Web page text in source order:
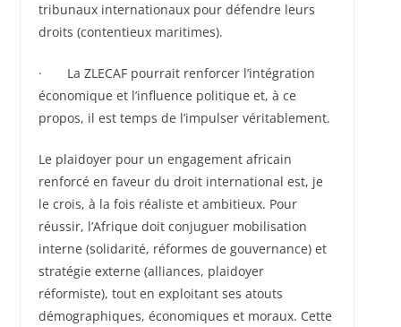
tribunaux internationaux pour défendre leurs
droits (contentieux maritimes).
· La ZLECAF pourrait renforcer l’intégration
économique et l’influence politique et, à ce
propos, il est temps de l’impulser véritablement.
Le plaidoyer pour un engagement africain
renforcé en faveur du droit international est, je
le crois, à la fois réaliste et ambitieux. Pour
réussir, l’Afrique doit conjuguer mobilisation
interne (solidarité, réformes de gouvernance) et
stratégie externe (alliances, plaidoyer
réformiste), tout en exploitant ses atouts
démographiques, économiques et moraux. Cette